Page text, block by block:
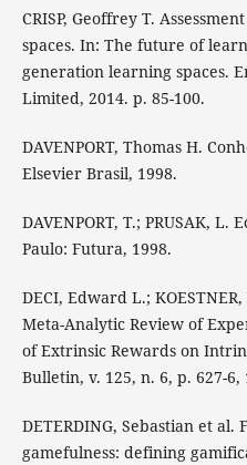
CRISP, Geoffrey T.
spaces. In: The future of
generation learning spaces.
Limited, 2014. p. 85-100.
DAVENPORT, Thomas H.
Elsevier Brasil, 1998.
DAVENPORT, T.; PRUSAK, L.
Paulo: Futura, 1998.
DECI, Edward L.;
Meta-Analytic Review of
of Extrinsic Rewards on
Bulletin, v. 125, n. 6, p. 627-6,
DETERDING, Sebastian et
gamefulness: defining